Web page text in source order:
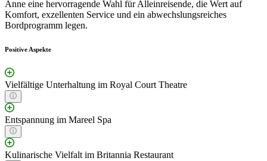
Anne eine hervorragende Wahl für Alleinreisende, die Wert auf
Komfort, exzellenten Service und ein abwechslungsreiches
Bordprogramm legen.
Positive Aspekte
Vielfältige Unterhaltung im Royal Court Theatre
Entspannung im Mareel Spa
Kulinarische Vielfalt im Britannia Restaurant